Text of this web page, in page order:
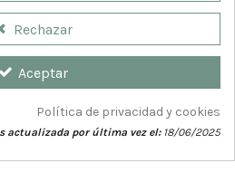
Rechazar
Aceptar
Política de privacidad y cookies
actualizada por última vez el:18/06/2025